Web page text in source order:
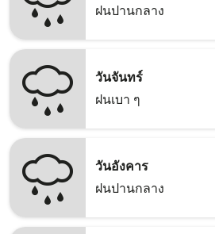
ฝนปานกลาง
วันจันทร์
ฝนเบา ๆ
วันอังคาร
ฝนปานกลาง